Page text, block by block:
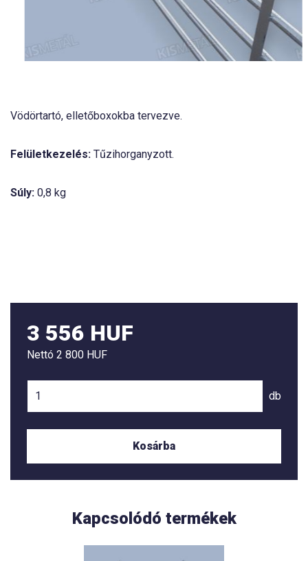
Vödörtartó, elletőboxokba tervezve.
Felületkezelés: Tűzihorganyzott.
Súly: 0,8 kg
3 556 HUF
Nettó 2 800 HUF
db
Kosárba
Kapcsolódó termékek